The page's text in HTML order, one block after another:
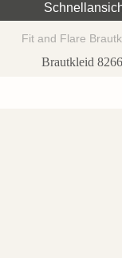
Fit and Flare
Brautkleid